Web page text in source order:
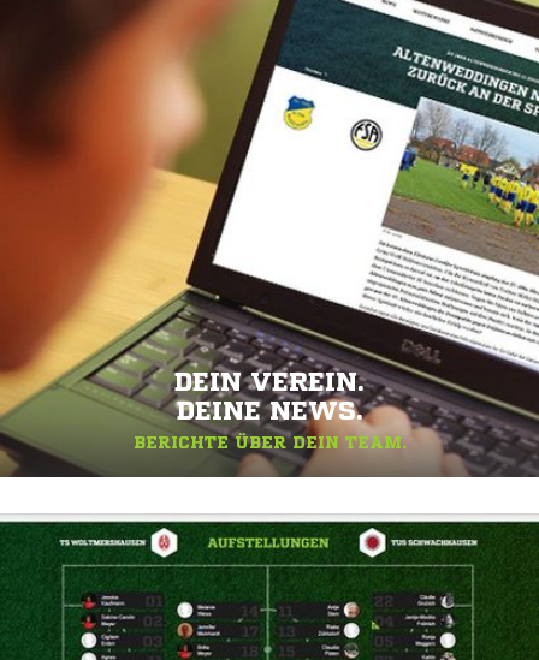
DEIN VEREIN.
DEINE NEWS.
BERICHTE ÜBER DEIN TEAM.